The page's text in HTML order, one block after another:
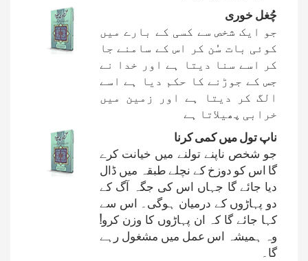
چُغل خوری
جو ایک شخص سے کسی کے بارے میں
کوئی بات سُن کر اس کے سامنے جا
کر اسے سنا دیتا ہے اور خدا نے
جس کے جوڑنے کا حکم دیا ہے اسے
الگ کر دیتا ہے اور زمین میں
خرابی پھیلاتا ہے
ناپ تول میں کمی کرنا
جو شخص ناپنے تولنے میں خیانت کرے
گا اس کو دوزخ کے نچلے طبقہ میں ڈال
دیا جائے گا جہاں اس کی جگہ آگ کے
دو پہاڑوں کے درمیان ہوگی۔ اس سے
کہا جائے گا کہ ان پہاڑوں کا وزن کرو!
وہ ہمیشہ اس عمل میں مشغول رہے
گا۔